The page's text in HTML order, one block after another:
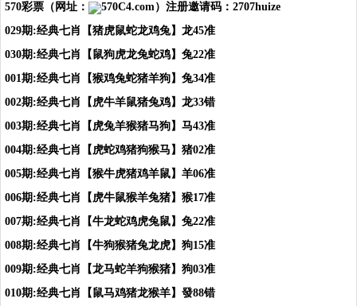
570彩票（网址：
570C4.com）注册邀请码：2707huize
029期:经典七肖【猪虎鼠蛇龙鸡兔】龙45准
030期:经典七肖【鼠狗虎龙兔蛇鸡】兔22准
001期:经典七肖【猴鸡兔蛇猪羊狗】兔34准
002期:经典七肖【虎牛羊鼠猪兔鸡】龙33错
003期:经典七肖【虎兔羊猴猪马狗】马43准
004期:经典七肖【虎蛇鸡猪狗猴马】猪02准
005期:经典七肖【猴牛虎猪鸡羊鼠】羊06准
006期:经典七肖【虎牛鼠猴羊兔猪】猴17准
007期:经典七肖【牛龙蛇鸡虎兔鼠】兔22准
008期:经典七肖【牛狗猴猪兔龙虎】狗15准
009期:经典七肖【龙马蛇羊狗猴猪】狗03准
010期:经典七肖【鼠马鸡猪龙猴羊】發88错